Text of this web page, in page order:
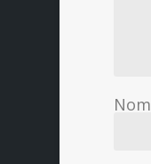
Nom